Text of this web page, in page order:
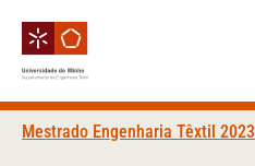
Mestrado Engenharia Têxtil 2023